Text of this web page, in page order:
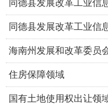
同德县发展改革工业信
2026年行政检查事项清
同德县发展改革工业信
2026年涉企行政检查清
海南州发展和改革委员
雨水改造工程（一期）
住房保障领域
国有土地使用权出让领